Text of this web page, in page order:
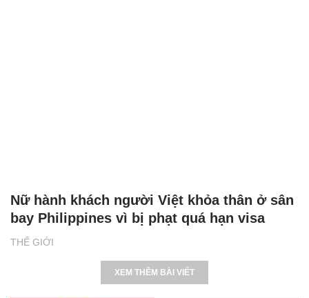
THẾ GIỚI
Nữ hành khách người Việt khỏa thân ở sân
bay Philippines vì bị phạt quá hạn visa
XEM THÊM BÀI VIẾT